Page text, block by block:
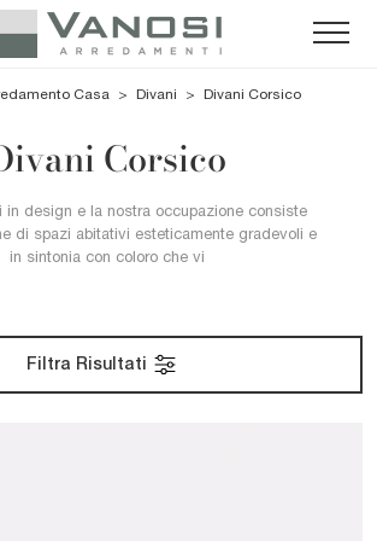
Casa > Divani > Divani Corsico
Corsico
in design e la nostra occupazione consiste
di spazi abitativi esteticamente gradevoli e
in sintonia con coloro che vi
Filtra Risultati